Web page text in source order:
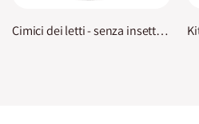
Cimici dei letti - senza insetticida KB